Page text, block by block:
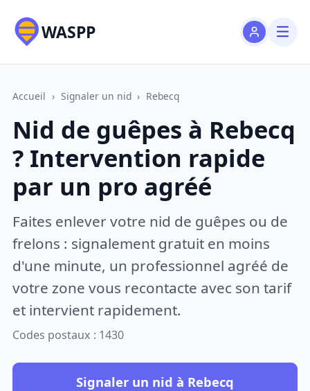
WASPP
Accueil › Signaler un nid › Rebecq
Nid de guêpes à Rebecq
? Intervention rapide
par un pro agréé
Faites enlever votre nid de guêpes ou de
frelons : signalement gratuit en moins
d'une minute, un professionnel agréé de
votre zone vous recontacte avec son tarif
et intervient rapidement.
Codes postaux : 1430
Signaler un nid à Rebecq